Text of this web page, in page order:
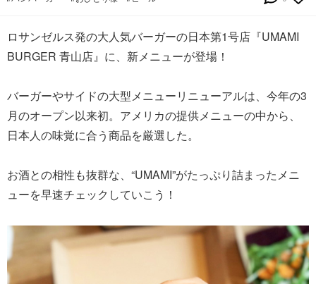
ロサンゼルス発の大人気バーガーの日本第1号店『UMAMI
BURGER 青山店』に、新メニューが登場！
バーガーやサイドの大型メニューリニューアルは、今年の3
月のオープン以来初。アメリカの提供メニューの中から、
日本人の味覚に合う商品を厳選した。
お酒との相性も抜群な、“UMAMI”がたっぷり詰まったメニ
ューを早速チェックしていこう！